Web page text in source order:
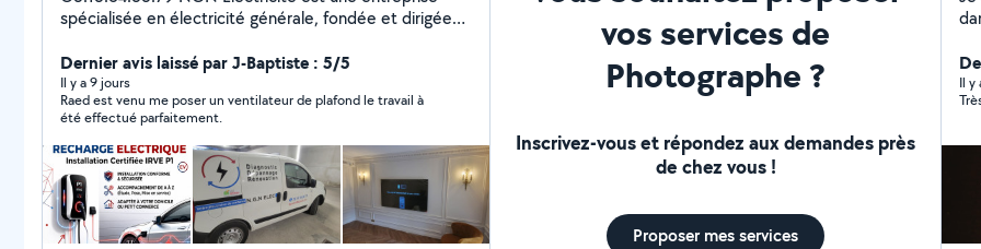
spécialisée en électricité générale, fondée et dirigée
basé à Nice. Titulaire d'un CAP et d'un Bac Pro MELEC,
j'interviens depuis plus de 8 ans auprès des particuliers
et des professionnels pour tous types de travaux
électriques. Que ce soit pour une installation électrique
neuve, une rénovation complète, un dépannage urgent,
un diagnostic de conformité ou une mise aux normes,
je propose un service complet, personnalisé et
conforme à la réglementation en vigueur (NF C 15-
100). Implanté à Nice, j'interviens rapidement dans un
Dernier avis laissé par J-Baptiste : 5/5
Il y a 9 jours
Raed est venu me poser un ventilateur de plafond le travail à
été effectué parfaitement.
vos services de
Photographe ?
Inscrivez-vous et répondez aux demandes près
de chez vous !
Proposer mes services
Il y